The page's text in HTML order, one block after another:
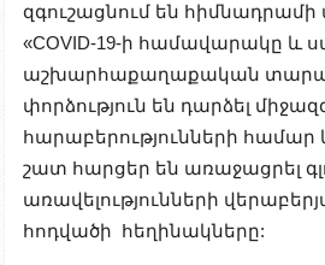
զգուշացնում են
«COVID-19-ի համավարակը և
աշխարհաքաղաքական
փորձություն են դարձել
հարաբերությունների համար
շատ հարցեր են առաջացրել
առավելությունների
հոդվածի հեղինակները: